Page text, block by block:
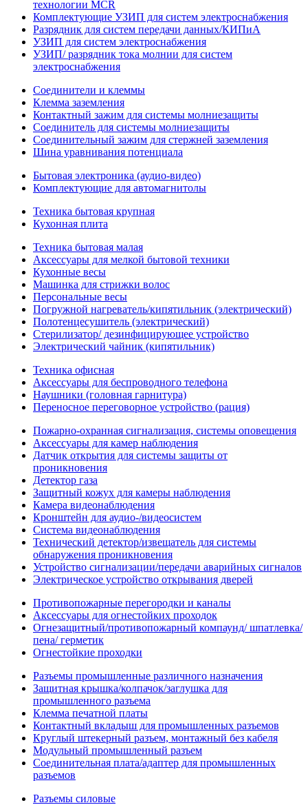
технологии MCR
Комплектующие УЗИП для систем электроснабжения
Разрядник для систем передачи данных/КИПиА
УЗИП для систем электроснабжения
УЗИП/ разрядник тока молнии для систем
электроснабжения
Соединители и клеммы
Клемма заземления
Контактный зажим для системы молниезащиты
Соединитель для системы молниезащиты
Соединительный зажим для стержней заземления
Шина уравнивания потенциала
Бытовая электроника (аудио-видео)
Комплектующие для автомагнитолы
Техника бытовая крупная
Кухонная плита
Техника бытовая малая
Аксессуары для мелкой бытовой техники
Кухонные весы
Машинка для стрижки волос
Персональные весы
Погружной нагреватель/кипятильник (электрический)
Полотенцесушитель (электрический)
Стерилизатор/ дезинфицирующее устройство
Электрический чайник (кипятильник)
Техника офисная
Аксессуары для беспроводного телефона
Наушники (головная гарнитура)
Переносное переговорное устройство (рация)
Пожарно-охранная сигнализация, системы оповещения
Аксессуары для камер наблюдения
Датчик открытия для системы защиты от
проникновения
Детектор газа
Защитный кожух для камеры наблюдения
Камера видеонаблюдения
Кронштейн для аудио-/видеосистем
Система видеонаблюдения
Технический детектор/извещатель для системы
обнаружения проникновения
Устройство сигнализации/передачи аварийных сигналов
Электрическое устройство открывания дверей
Противопожарные перегородки и каналы
Аксессуары для огнестойких проходок
Огнезащитный/противопожарный компаунд/ шпатлевка/
пена/ герметик
Огнестойкие проходки
Разъемы промышленные различного назначения
Защитная крышка/колпачок/заглушка для
промышленного разъема
Клемма печатной платы
Контактный вкладыш для промышленных разъемов
Круглый штекерный разъем, монтажный без кабеля
Модульный промышленный разъем
Соединительная плата/адаптер для промышленных
разъемов
Разъемы силовые